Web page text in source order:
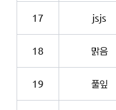
17 jsjs
18 맑음
19 풀잎